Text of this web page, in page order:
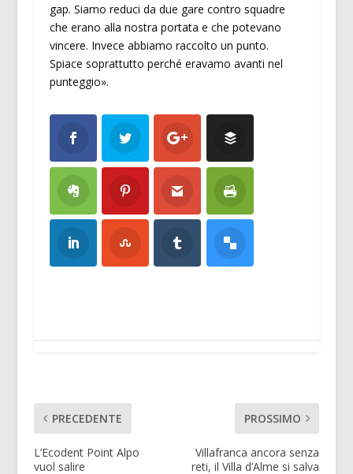
gap. Siamo reduci da due gare contro squadre
che erano alla nostra portata e che potevano
vincere. Invece abbiamo raccolto un punto.
Spiace soprattutto perché eravamo avanti nel
punteggio».
PRECEDENTE
L’Ecodent Point Alpo
vuol salire
PROSSIMO
Villafranca ancora senza
reti, il Villa d’Alme si salva